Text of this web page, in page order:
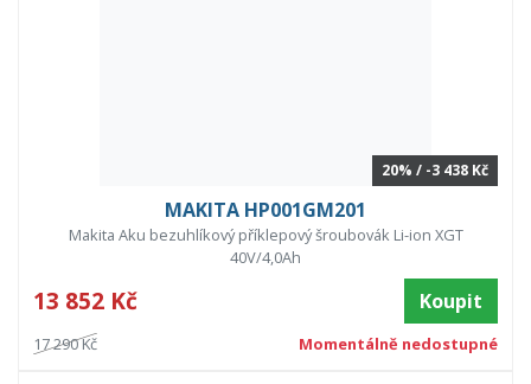
20% / -3 438 Kč
MAKITA HP001GM201
Makita Aku bezuhlíkový příklepový šroubovák Li-ion XGT
40V/4,0Ah
13 852 Kč Koupit
17 290 Kč Momentálně nedostupné